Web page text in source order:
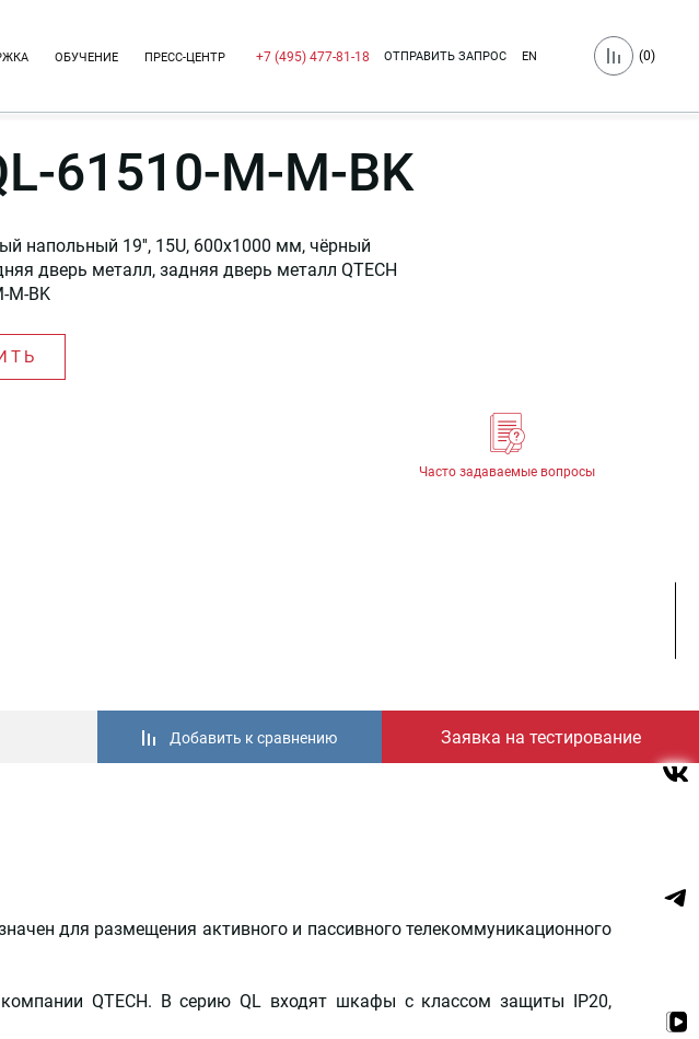
ОБУЧЕНИЕ ПРЕСС-ЦЕНТР +7 (495) 477-81-18 ОТПРАВИТЬ ЗАПРОС EN (0)
61510-M-M-BK
напольный 19'', 15U, 600x1000 мм, чёрный
дверь металл, задняя дверь металл QTECH
M-BK
Часто задаваемые вопросы
Заявка на тестирование
Добавить к сравнению
для размещения активного и пассивного телекоммуникационного
QTECH. В серию QL входят шкафы с классом защиты IP20,